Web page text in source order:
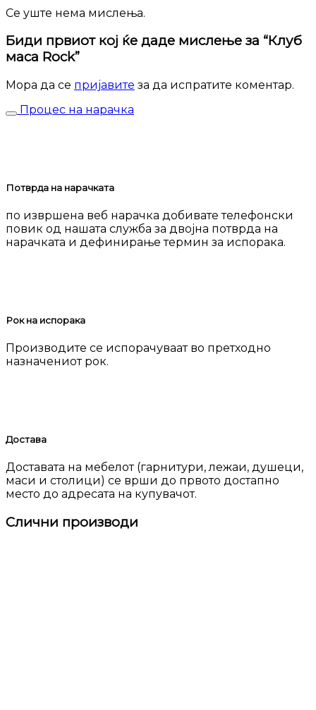
Се уште нема мислења.
Биди првиот кој ќе даде мислење за “Клуб
маса Rock”
Мора да се пријавите за да испратите коментар.
Процес на нарачка
Потврда на нарачката
по извршена веб нарачка добивате телефонски
повик од нашата служба за двојна потврда на
нарачката и дефинирање термин за испорака.
Рок на испорака
Производите се испорачуваат во претходно
назначениот рок.
Достава
Доставата на мебелот (гарнитури, лежаи, душеци,
маси и столици) се врши до првото достапно
место до адресата на купувачот.
Слични производи